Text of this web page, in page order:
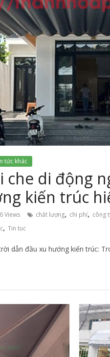
tức khác
che di động
kiến trúc
Views chất lượng, chi phí, công
, Tin tuc
dẫn đầu xu hướng kiến trúc: